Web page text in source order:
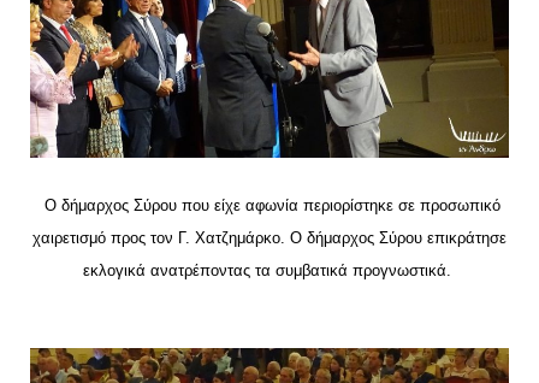
Ο δήμαρχος Σύρου που είχε αφωνία περιορίστηκε σε προσωπικό
χαιρετισμό προς τον Γ. Χατζημάρκο. Ο δήμαρχος Σύρου επικράτησε
εκλογικά ανατρέποντας τα συμβατικά προγνωστικά.